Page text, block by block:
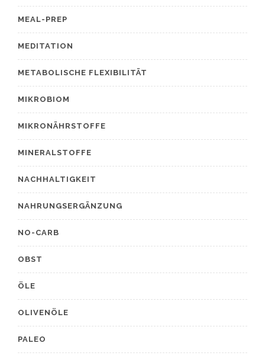
MEAL-PREP
MEDITATION
METABOLISCHE FLEXIBILITÄT
MIKROBIOM
MIKRONÄHRSTOFFE
MINERALSTOFFE
NACHHALTIGKEIT
NAHRUNGSERGÄNZUNG
NO-CARB
OBST
ÖLE
OLIVENÖLE
PALEO